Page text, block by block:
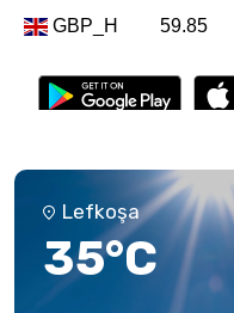
Lefkoşa
35°C